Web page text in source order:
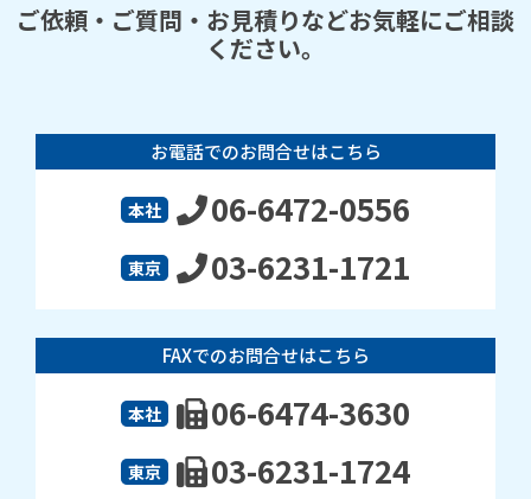
ご依頼・ご質問・お見積りなどお気軽にご相談
ください。
お電話でのお問合せはこちら
本社 06-6472-0556
東京 03-6231-1721
FAXでのお問合せはこちら
本社 06-6474-3630
東京 03-6231-1724